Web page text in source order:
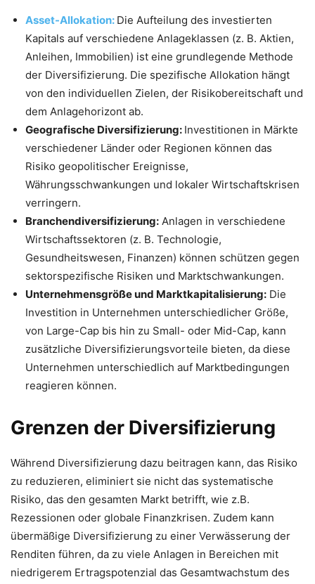
Asset-Allokation: Die Aufteilung des investierten
Kapitals auf verschiedene Anlageklassen (z. B. Aktien,
Anleihen, Immobilien) ist eine grundlegende Methode
der Diversifizierung. Die spezifische Allokation hängt
von den individuellen Zielen, der Risikobereitschaft und
dem Anlagehorizont ab.
Geografische Diversifizierung: Investitionen in Märkte
verschiedener Länder oder Regionen können das
Risiko geopolitischer Ereignisse,
Währungsschwankungen und lokaler Wirtschaftskrisen
verringern.
Branchendiversifizierung: Anlagen in verschiedene
Wirtschaftssektoren (z. B. Technologie,
Gesundheitswesen, Finanzen) können schützen gegen
sektorspezifische Risiken und Marktschwankungen.
Unternehmensgröße und Marktkapitalisierung: Die
Investition in Unternehmen unterschiedlicher Größe,
von Large-Cap bis hin zu Small- oder Mid-Cap, kann
zusätzliche Diversifizierungsvorteile bieten, da diese
Unternehmen unterschiedlich auf Marktbedingungen
reagieren können.
Grenzen der Diversifizierung
Während Diversifizierung dazu beitragen kann, das Risiko
zu reduzieren, eliminiert sie nicht das systematische
Risiko, das den gesamten Markt betrifft, wie z.B.
Rezessionen oder globale Finanzkrisen. Zudem kann
übermäßige Diversifizierung zu einer Verwässerung der
Renditen führen, da zu viele Anlagen in Bereichen mit
niedrigerem Ertragspotenzial das Gesamtwachstum des